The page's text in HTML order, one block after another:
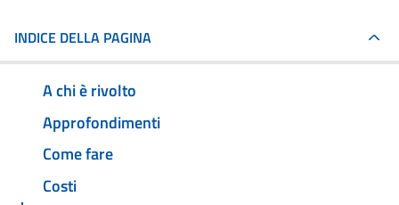
INDICE DELLA PAGINA
A chi è rivolto
Approfondimenti
Come fare
Costi